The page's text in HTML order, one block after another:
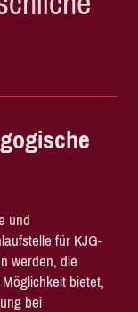
und
für KJG-
werden, die
bietet,
bei